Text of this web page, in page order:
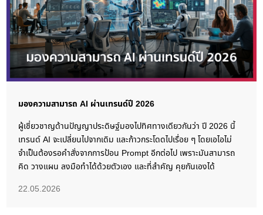
มองความสามารถ AI ผ่านเทรนด์ปี 2026
ผู้เชี่ยวชาญด้านปัญญาประดิษฐ์มองไปทิศทางเดียวกันว่า ปี 2026 นี้
เทรนด์ AI จะเปลี่ยนไปจากเดิม และก้าวกระโดดไปเรื่อย ๆ โดยเอไอไม่
จำเป็นต้องรอคำสั่งจากการป้อน Prompt อีกต่อไป เพราะมันสามารถ
คิด วางแผน ลงมือทำได้ด้วยตัวเอง และที่สำคัญ คุยกันเองได้
22.05.2026